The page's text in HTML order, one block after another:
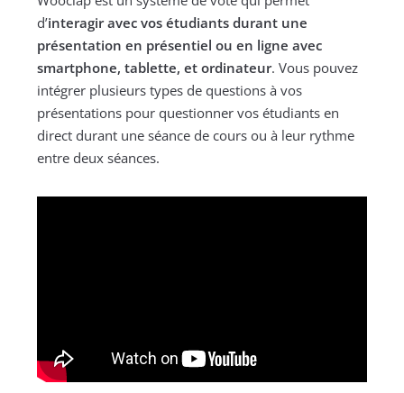
d’interagir avec vos étudiants durant une
présentation en présentiel ou en ligne avec
smartphone, tablette, et ordinateur. Vous pouvez
intégrer plusieurs types de questions à vos
présentations pour questionner vos étudiants en
direct durant une séance de cours ou à leur rythme
entre deux séances.